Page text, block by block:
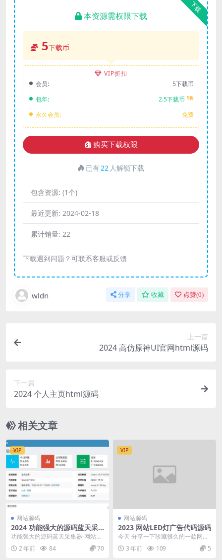
下载
本资源需权限下载
5下载币
VIP折扣
会员:
5下载币
包年:
2.5下载币 5折
永久会员: 免费
购买下载权限
已有22 人解锁下载
包含资源: (1个)
最近更新: 2024-02-18
累计销量: 22
下载遇到问题？可联系客服或反馈
wldn 分享 收藏 点赞(0)
上一篇
2024 高仿原神UI官网html源码
下一篇
2024 个人主页html源码
相关文章
VIP
网站源码
2024 功能强大的源码蓝天采
集器-网站采集小能手
功能强大的源码蓝天采集器-网站采
集小能手。 一款运行在web服务器
上的采集器：蓝...
2 年前 84 70
VIP
网站源码
2023 网站LED灯广告代码源码
今天 分享一下珍藏很久的一款网站
LED灯广告代码html源码,已经属于
藏品类代码...
3 年前 109 5